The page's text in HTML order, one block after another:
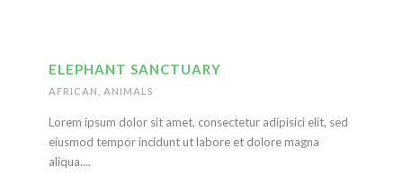
ELEPHANT SANCTUARY
AFRICAN ANIMALS
Lorem ipsum dolor sit amet, consectetur adipisici elit, sed
eiusmod tempor incidunt ut labore et dolore magna
aliqua....